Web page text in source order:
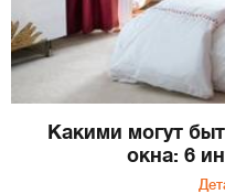
Какими могут
окна: 6